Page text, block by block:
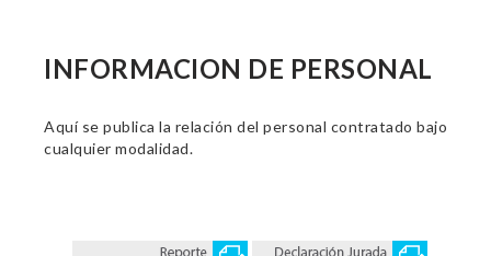
INFORMACION DE PERSONAL
Aquí se publica la relación del personal contratado bajo
cualquier modalidad.